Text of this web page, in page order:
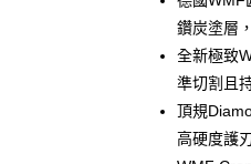
臺灣中小企
聯邦商業銀
元大商業銀
玉山商業銀
台新國際商
台灣樂天信
上海商業
國泰世華
臺灣中小
匯豐（台灣
元大商業銀
玉山商業銀
LINE Pay
Apple Pay
街口支付
Google Pay
鑽炭塗層
全新極致
準切割且
頂規
高硬度護